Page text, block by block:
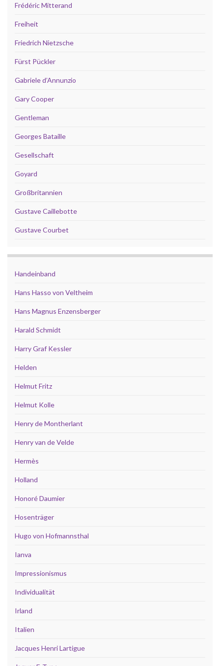
Frédéric Mitterand
Freiheit
Friedrich Nietzsche
Fürst Pückler
Gabriele d’Annunzio
Gary Cooper
Gentleman
Georges Bataille
Gesellschaft
Goyard
Großbritannien
Gustave Caillebotte
Gustave Courbet
Handeinband
Hans Hasso von Veltheim
Hans Magnus Enzensberger
Harald Schmidt
Harry Graf Kessler
Helden
Helmut Fritz
Helmut Kolle
Henry de Montherlant
Henry van de Velde
Hermès
Holland
Honoré Daumier
Hosenträger
Hugo von Hofmannsthal
Ianva
Impressionismus
Individualität
Irland
Italien
Jacques Henri Lartigue